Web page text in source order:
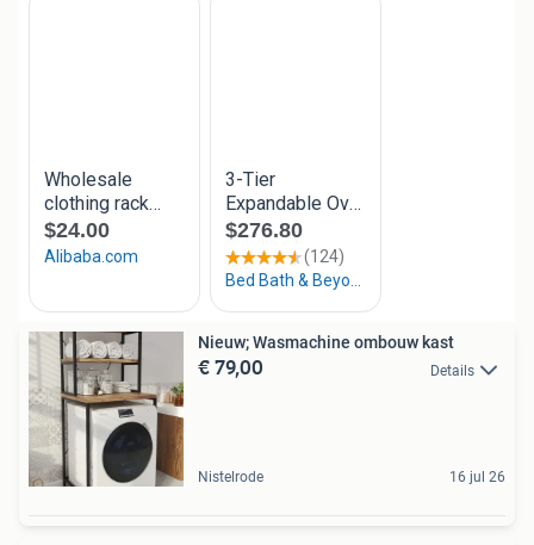
Nieuw; Wasmachine ombouw kast
€ 79,00 Details
Nistelrode 16 jul 26